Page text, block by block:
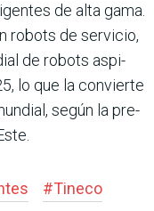
de alta gama.
robots de ser­vicio,
de robots aspi­
lo que la convierte
según la pre­
#Tineco